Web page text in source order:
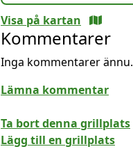
Visa på kartan
Kommentarer
Inga kommentarer ännu.
Lämna kommentar
Ta bort denna grillplats
Lägg till en grillplats